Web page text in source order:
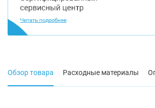
Обзор товара Расходные материалы